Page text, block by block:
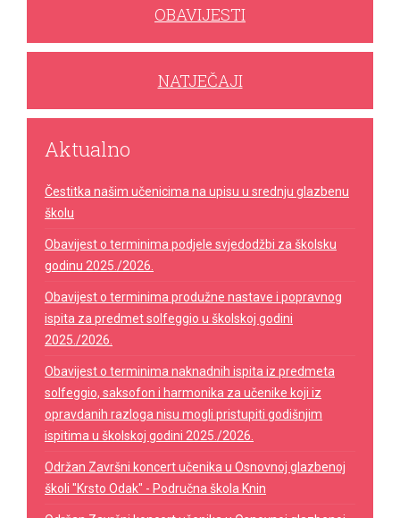
OBAVIJESTI
NATJEČAJI
Aktualno
Čestitka našim učenicima na upisu u srednju glazbenu
školu
Obavijest o terminima podjele svjedodžbi za školsku
godinu 2025./2026.
Obavijest o terminima produžne nastave i popravnog
ispita za predmet solfeggio u školskoj godini
2025./2026.
Obavijest o terminima naknadnih ispita iz predmeta
solfeggio, saksofon i harmonika za učenike koji iz
opravdanih razloga nisu mogli pristupiti godišnjim
ispitima u školskoj godini 2025./2026.
Održan Završni koncert učenika u Osnovnoj glazbenoj
školi "Krsto Odak" - Područna škola Knin